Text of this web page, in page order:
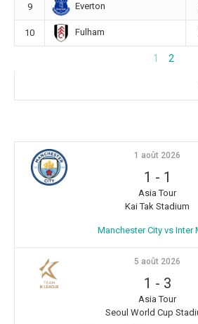
9 Everton
10 Fulham
1 2
1 août 2026
1 - 1
Asia Tour
Kai Tak Stadium
Manchester City vs Inter
5 août 2026
1 - 3
Asia Tour
Seoul World Cup